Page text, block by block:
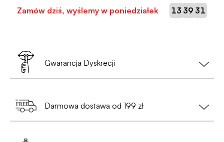
Zamów dziś, wyślemy w poniedziałek 13 39 30
Gwarancja Dyskrecji
•
Darmowa dostawa od 199 zł